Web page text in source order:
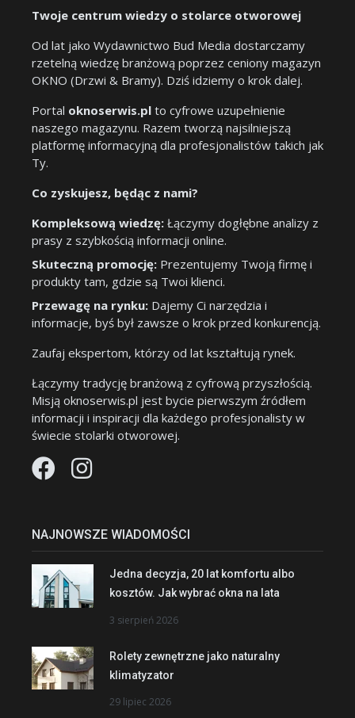
Twoje centrum wiedzy o stolarce otworowej
Od lat jako Wydawnictwo Bud Media dostarczamy
rzetelną wiedzę branżową poprzez ceniony magazyn
OKNO (Drzwi & Bramy). Dziś idziemy o krok dalej.
Portal oknoserwis.pl to cyfrowe uzupełnienie
naszego magazynu. Razem tworzą najsilniejszą
platformę informacyjną dla profesjonalistów takich jak
Ty.
Co zyskujesz, będąc z nami?
Kompleksową wiedzę: Łączymy dogłębne analizy z
prasy z szybkością informacji online.
Skuteczną promocję: Prezentujemy Twoją firmę i
produkty tam, gdzie są Twoi klienci.
Przewagę na rynku: Dajemy Ci narzędzia i
informacje, byś był zawsze o krok przed konkurencją.
Zaufaj ekspertom, którzy od lat kształtują rynek.
Łączymy tradycję branżową z cyfrową przyszłością.
Misją oknoserwis.pl jest bycie pierwszym źródłem
informacji i inspiracji dla każdego profesjonalisty w
świecie stolarki otworowej.
NAJNOWSZE WIADOMOŚCI
Jedna decyzja, 20 lat komfortu albo
kosztów. Jak wybrać okna na lata
3 sierpień 2026
Rolety zewnętrzne jako naturalny
klimatyzator
29 lipiec 2026